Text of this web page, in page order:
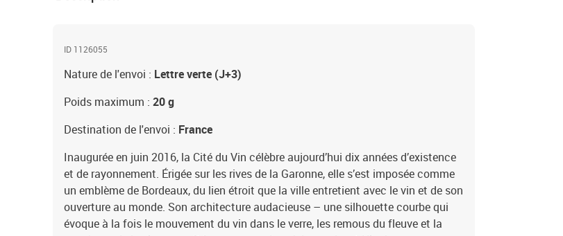
ID 1126055
Nature de l'envoi : Lettre verte (J+3)
Poids maximum : 20 g
Destination de l'envoi : France
Inaugurée en juin 2016, la Cité du Vin célèbre aujourd’hui dix années d’existence
et de rayonnement. Érigée sur les rives de la Garonne, elle s’est imposée comme
un emblème de Bordeaux, du lien étroit que la ville entretient avec le vin et de son
ouverture au monde. Son architecture audacieuse – une silhouette courbe qui
évoque à la fois le mouvement du vin dans le verre, les remous du fleuve et la